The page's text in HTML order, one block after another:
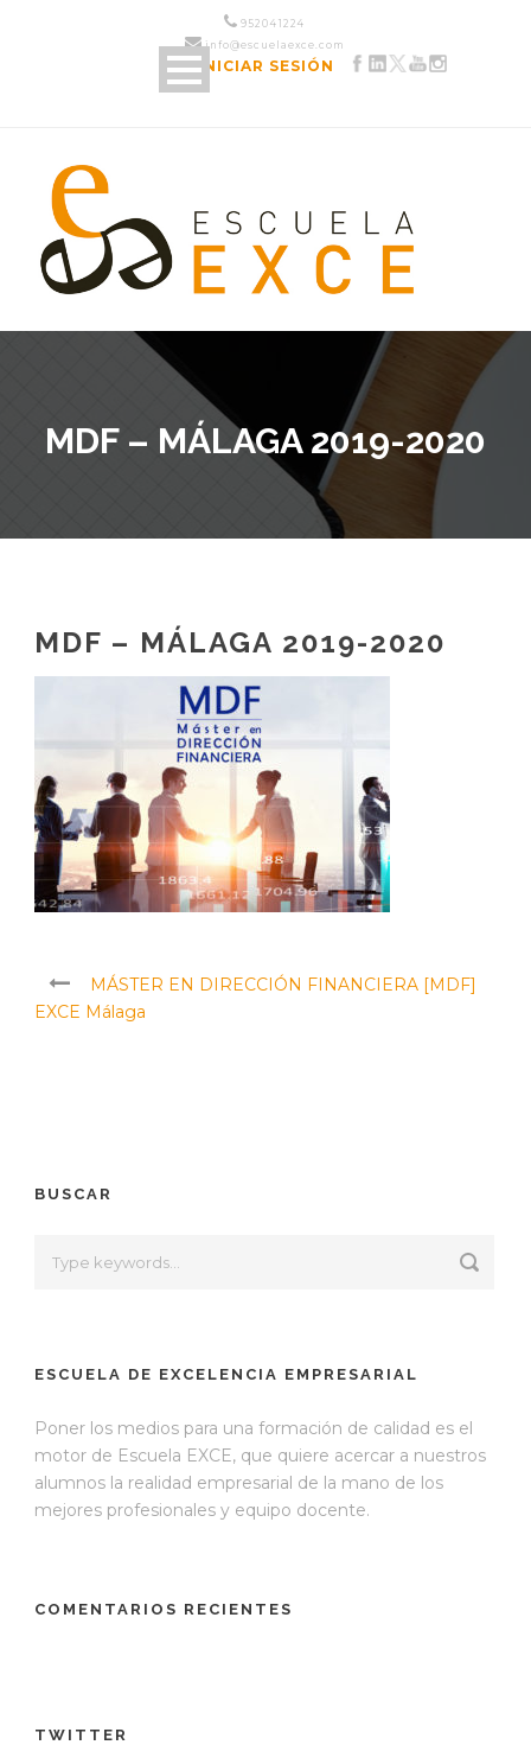
952 04 12 24
info@escuelaexce.com
INICIAR SESIÓN
MDF – MÁLAGA 2019-2020
MDF – MÁLAGA 2019-2020
MÁSTER EN DIRECCIÓN FINANCIERA [MDF]
EXCE Málaga
BUSCAR
ESCUELA DE EXCELENCIA EMPRESARIAL
Poner los medios para una formación de calidad es el
motor de Escuela EXCE, que quiere acercar a nuestros
alumnos la realidad empresarial de la mano de los
mejores profesionales y equipo docente.
COMENTARIOS RECIENTES
TWITTER